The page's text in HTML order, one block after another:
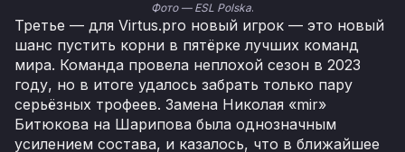
Фото — ESL Polska.
Третье — для Virtus.pro новый игрок — это новый
шанс пустить корни в пятёрке лучших команд
мира. Команда провела неплохой сезон в 2023
году, но в итоге удалось забрать только пару
серьёзных трофеев. Замена Николая «mir»
Битюкова на Шарипова была однозначным
усилением состава, и казалось, что в ближайшее